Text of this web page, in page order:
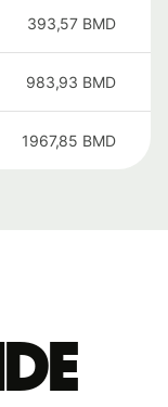
393,57 BMD
983,93 BMD
1967,85 BMD